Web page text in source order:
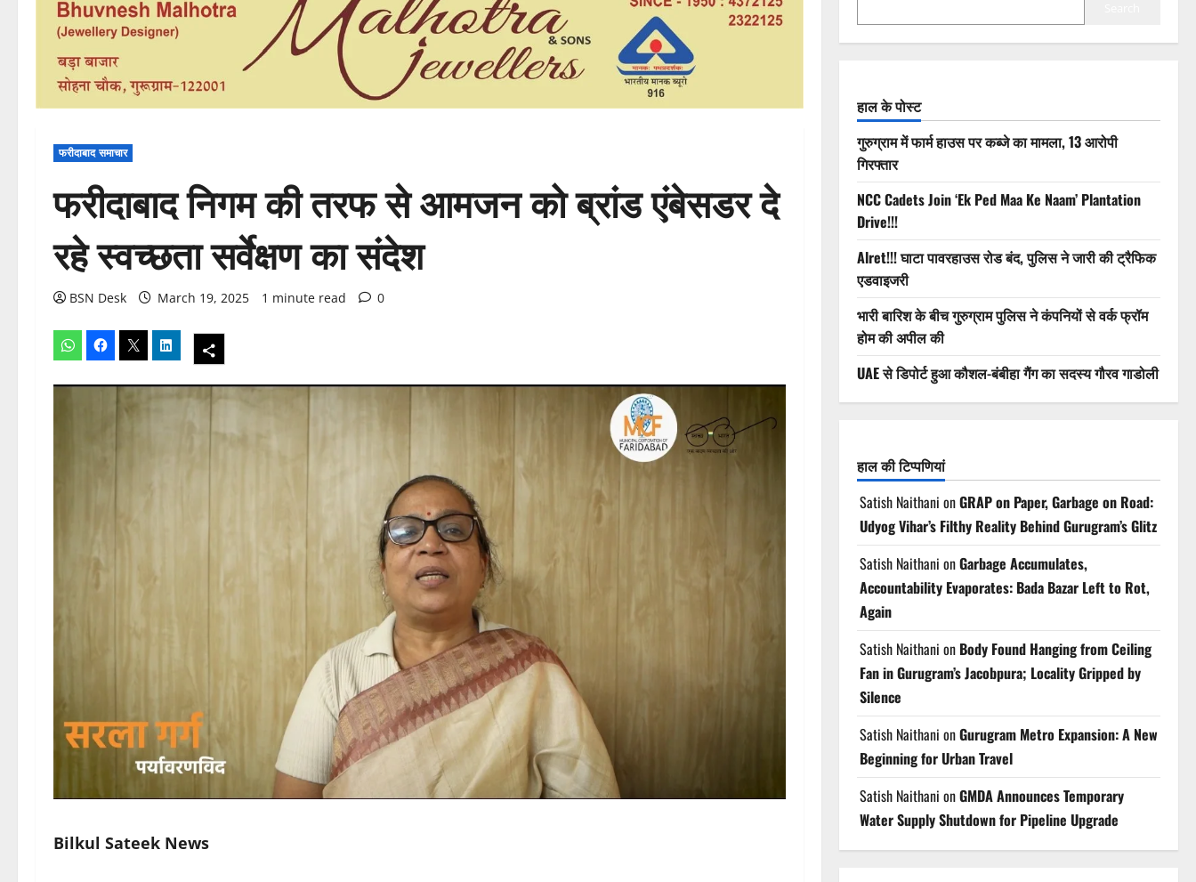
फरीदाबाद समाचार
फरीदाबाद निगम की तरफ से आमजन को ब्रांड एंबेसडर दे
रहे स्वच्छता सर्वेक्षण का संदेश
BSN Desk March 19, 2025 1 minute read 0
Bilkul Sateek News
हाल के पोस्ट
गुरुग्राम में फार्म हाउस पर कब्जे का मामला, 13 आरोपी
गिरफ्तार
NCC Cadets Join ‘Ek Ped Maa Ke Naam’ Plantation
Drive!!!
Alret!!! घाटा पावरहाउस रोड बंद, पुलिस ने जारी की ट्रैफिक
एडवाइजरी
भारी बारिश के बीच गुरुग्राम पुलिस ने कंपनियों से वर्क फ्रॉम
होम की अपील की
UAE से डिपोर्ट हुआ कौशल-बंबीहा गैंग का सदस्य गौरव गाडोली
हाल की टिप्पणियां
Satish Naithani onGRAP on Paper, Garbage on Road:
Udyog Vihar’s Filthy Reality Behind Gurugram’s Glitz
Satish Naithani onGarbage Accumulates,
Accountability Evaporates: Bada Bazar Left to Rot,
Again
Satish Naithani on Body Found Hanging from Ceiling
Fan in Gurugram’s Jacobpura; Locality Gripped by
Silence
Satish Naithani onGurugram Metro Expansion: A New
Beginning for Urban Travel
Satish Naithani onGMDA Announces Temporary
Water Supply Shutdown for Pipeline Upgrade